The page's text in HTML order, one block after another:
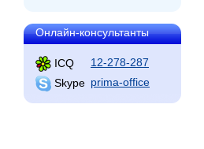
Онлайн-консультанты
ICQ
12-278-287
Skype prima-office